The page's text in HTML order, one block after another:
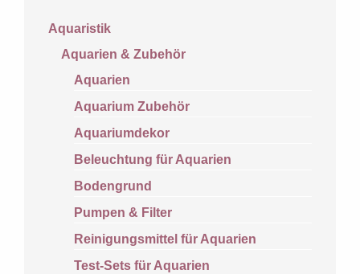
Aquaristik
Aquarien & Zubehör
Aquarien
Aquarium Zubehör
Aquariumdekor
Beleuchtung für Aquarien
Bodengrund
Pumpen & Filter
Reinigungsmittel für Aquarien
Test-Sets für Aquarien